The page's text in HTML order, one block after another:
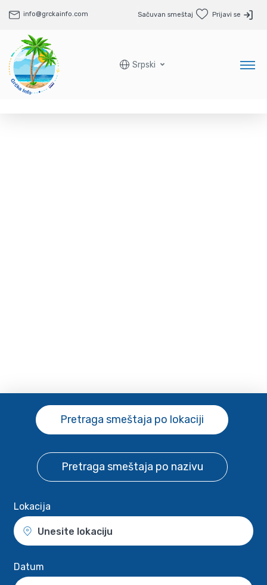
info@grckainfo.com Sačuvan smeštaj Prijavi se
Srpski
Pretraga smeštaja po lokaciji
Pretraga smeštaja po nazivu
Lokacija
Unesite lokaciju
Datum